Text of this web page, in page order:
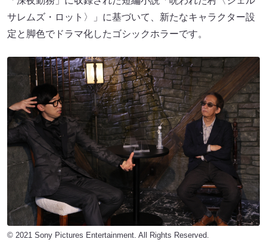
サレムズ・ロット〉」に基づいて、新たなキャラクター設
定と脚色でドラマ化したゴシックホラーです。
© 2021 Sony Pictures Entertainment. All Rights Reserved.